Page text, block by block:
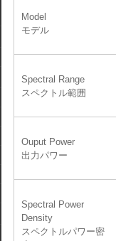
Model
モデル
Spectral Range
スペクトル範囲
Ouput Power
出力パワー
Spectral Power
Density
スペクトルパワー密